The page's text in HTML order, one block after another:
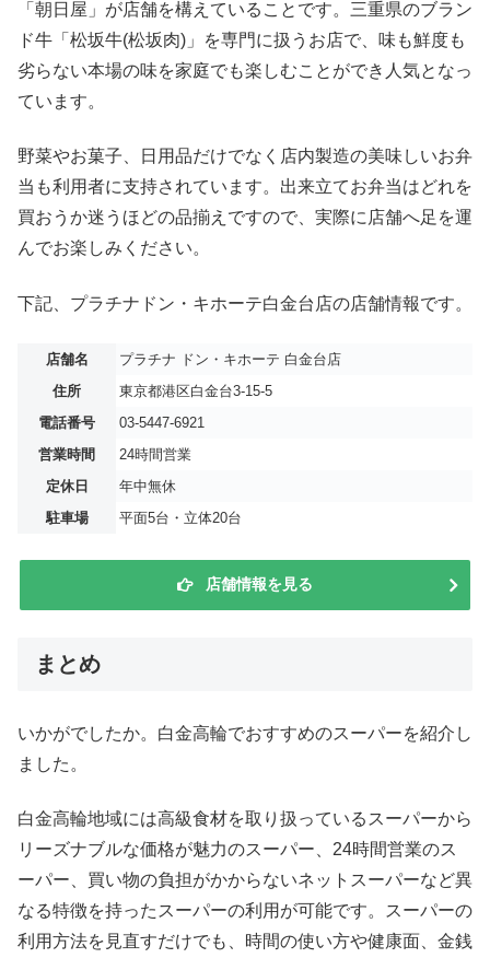
「朝日屋」が店舗を構えていることです。三重県のブラン
ド牛「松坂牛(松坂肉)」を専門に扱うお店で、味も鮮度も
劣らない本場の味を家庭でも楽しむことができ人気となっ
ています。
野菜やお菓子、日用品だけでなく店内製造の美味しいお弁
当も利用者に支持されています。出来立てお弁当はどれを
買おうか迷うほどの品揃えですので、実際に店舗へ足を運
んでお楽しみください。
下記、プラチナドン・キホーテ白金台店の店舗情報です。
店舗名
プラチナ ドン・キホーテ 白金台店
住所
東京都港区白金台3-15-5
電話番号
03-5447-6921
営業時間
24時間営業
定休日
年中無休
駐車場
平面5台・立体20台
店舗情報を見る
まとめ
いかがでしたか。白金高輪でおすすめのスーパーを紹介し
ました。
白金高輪地域には高級食材を取り扱っているスーパーから
リーズナブルな価格が魅力のスーパー、24時間営業のス
ーパー、買い物の負担がかからないネットスーパーなど異
なる特徴を持ったスーパーの利用が可能です。スーパーの
利用方法を見直すだけでも、時間の使い方や健康面、金銭